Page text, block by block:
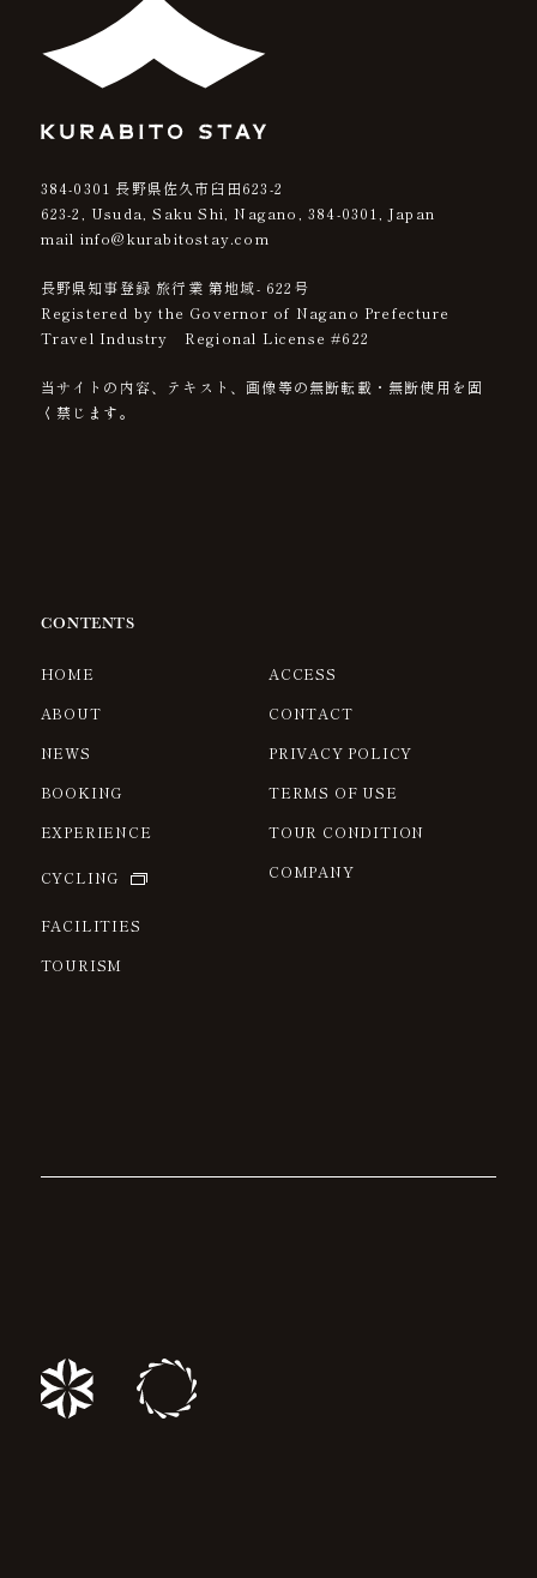
384-0301 長野県佐久市臼田623-2
623-2, Usuda, Saku Shi, Nagano, 384-0301
, Japan
mail info@kurabitostay.com
長野県知事登録 旅行業 第地域- 622号
Registered by the Governor of Nagano Prefecture
Travel Industry Regional License #622
当サイトの内容、テキスト、画像等の無断転載・無断使用を固
く禁じます。
CONTENTS
HOME
ABOUT
NEWS
BOOKING
EXPERIENCE
CYCLING
FACILITIES
TOURISM
ACCESS
CONTACT
PRIVACY POLICY
TERMS OF USE
TOUR CONDITION
COMPANY